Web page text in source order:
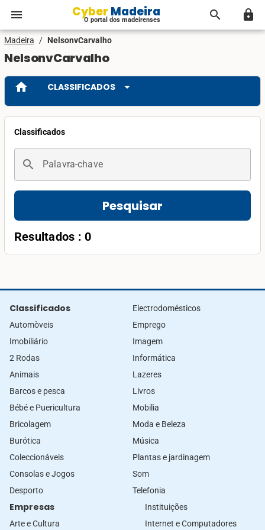
menu Cyber Madeira
O portal dos madeirenses search lock
Madeira / NelsonvCarvalho
NelsonvCarvalho
home CLASSIFICADOS arrow_drop_down
Classificados
search Palavra-chave
Pesquisar
Resultados : 0
Classificados
Automòveis
Imobiliário
2 Rodas
Animais
Barcos e pesca
Bébé e Puericultura
Bricolagem
Burótica
Coleccionáveis
Consolas e Jogos
Desporto
Electrodomésticos
Emprego
Imagem
Informática
Lazeres
Livros
Mobilia
Moda e Beleza
Música
Plantas e jardinagem
Som
Telefonia
Empresas
Arte e Cultura
Instituições
Internet e Computadores